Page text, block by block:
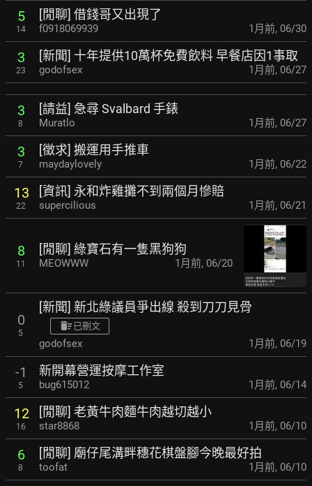
5
14
[閒聊] 借錢哥又出現了
f0918069939 1月前, 06/30
3
23
[新聞] 十年提供10萬杯免費飲料 早餐店因1事取
godofsex 1月前, 06/27
3
8
[請益] 急尋 Svalbard 手錶
Muratlo 1月前, 06/27
3
7
[徵求] 搬運用手推車
maydaylovely 1月前, 06/22
13
22
[資訊] 永和炸雞攤不到兩個月慘賠
supercilious 1月前, 06/21
8
11
[閒聊] 綠寶石有一隻黑狗狗
MEOWWW 1月前, 06/20
0
5
[新聞] 新北綠議員爭出線 殺到刀刀見骨
已刪文
godofsex 1月前, 06/19
-1
5
新開幕營運按摩工作室
bug615012 1月前, 06/14
12
16
[閒聊] 老黃牛肉麵牛肉越切越小
star8868 1月前, 06/10
6
8
[閒聊] 廟仔尾溝畔穗花棋盤腳今晚最好拍
toofat 1月前, 06/10